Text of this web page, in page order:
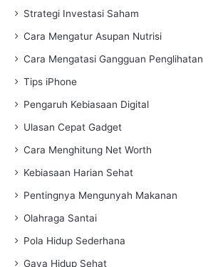
Strategi Investasi Saham
Cara Mengatur Asupan Nutrisi
Cara Mengatasi Gangguan Penglihatan
Tips iPhone
Pengaruh Kebiasaan Digital
Ulasan Cepat Gadget
Cara Menghitung Net Worth
Kebiasaan Harian Sehat
Pentingnya Mengunyah Makanan
Olahraga Santai
Pola Hidup Sederhana
Gaya Hidup Sehat